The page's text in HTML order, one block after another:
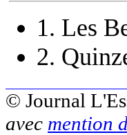
1. Les
2.
© Journal
avec mention